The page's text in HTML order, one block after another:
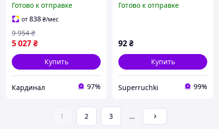
огнестрельного оружия и
патронов защищенный
TOP100
Готово к отправке
от838₴/мес
5 027₴
9 954 ₴
Купить
Кардинал 97%
Готово к отправке
92₴
Купить
Superruchki 99%
1 2 3 ...